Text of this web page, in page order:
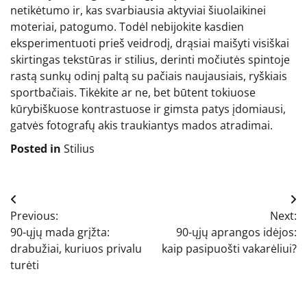
netikėtumo ir, kas svarbiausia aktyviai šiuolaikinei
moteriai, patogumo. Todėl nebijokite kasdien
eksperimentuoti prieš veidrodį, drąsiai maišyti visiškai
skirtingas tekstūras ir stilius, derinti močiutės spintoje
rastą sunkų odinį paltą su pačiais naujausiais, ryškiais
sportbačiais. Tikėkite ar ne, bet būtent tokiuose
kūrybiškuose kontrastuose ir gimsta patys įdomiausi,
gatvės fotografų akis traukiantys mados atradimai.
Posted in Stilius
Navigacija
tarp
įrašų
Previous:
90-ųjų mada grįžta:
drabužiai, kuriuos privalu
turėti
Next:
90-ųjų aprangos idėjos:
kaip pasipuošti vakarėliui?